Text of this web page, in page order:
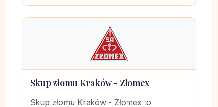
Skup złomu Kraków - Złomex
Skup złomu Kraków - Złomex to